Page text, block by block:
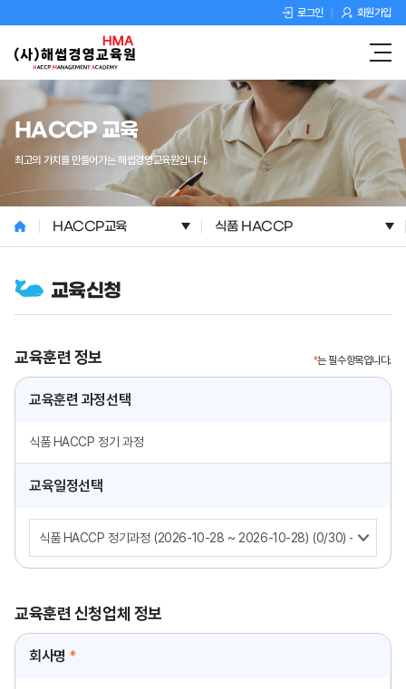
로그인 회원가입
HACCP 교육
최고의 가치를 만들어가는 해썹경영교육원입니다.
HACCP교육 식품 HACCP
교육신청
교육훈련 정보 *는 필수항목입니다.
교육훈련 과정선택
식품 HACCP 정기 과정
교육일정선택
교육훈련 신청업체 정보
회사명 *